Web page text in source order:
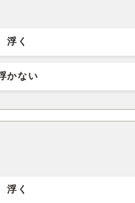
浮く
かない
浮く